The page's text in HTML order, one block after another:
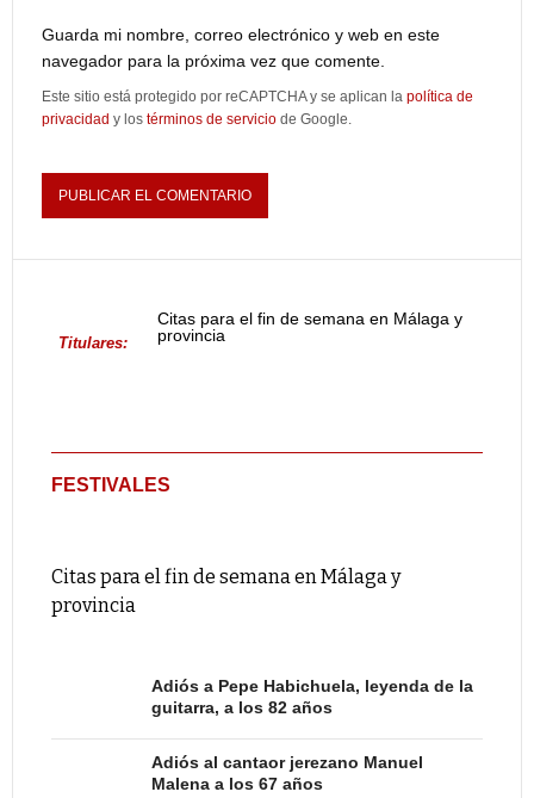
Guarda mi nombre, correo electrónico y web en este
navegador para la próxima vez que comente.
Este sitio está protegido por reCAPTCHA y se aplican la política de
privacidad y los términos de servicio de Google.
Titulares:
Citas para el fin de semana en Málaga y
provincia
FESTIVALES
Citas para el fin de semana en Málaga y
provincia
Adiós a Pepe Habichuela, leyenda de la
guitarra, a los 82 años
Adiós al cantaor jerezano Manuel
Malena a los 67 años